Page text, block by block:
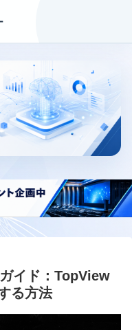
イド：TopView
る方法